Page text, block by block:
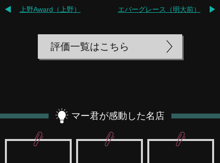
上野Award（上野） エバーグレース（明大前）
評価一覧はこちら
マー君が感動した名店